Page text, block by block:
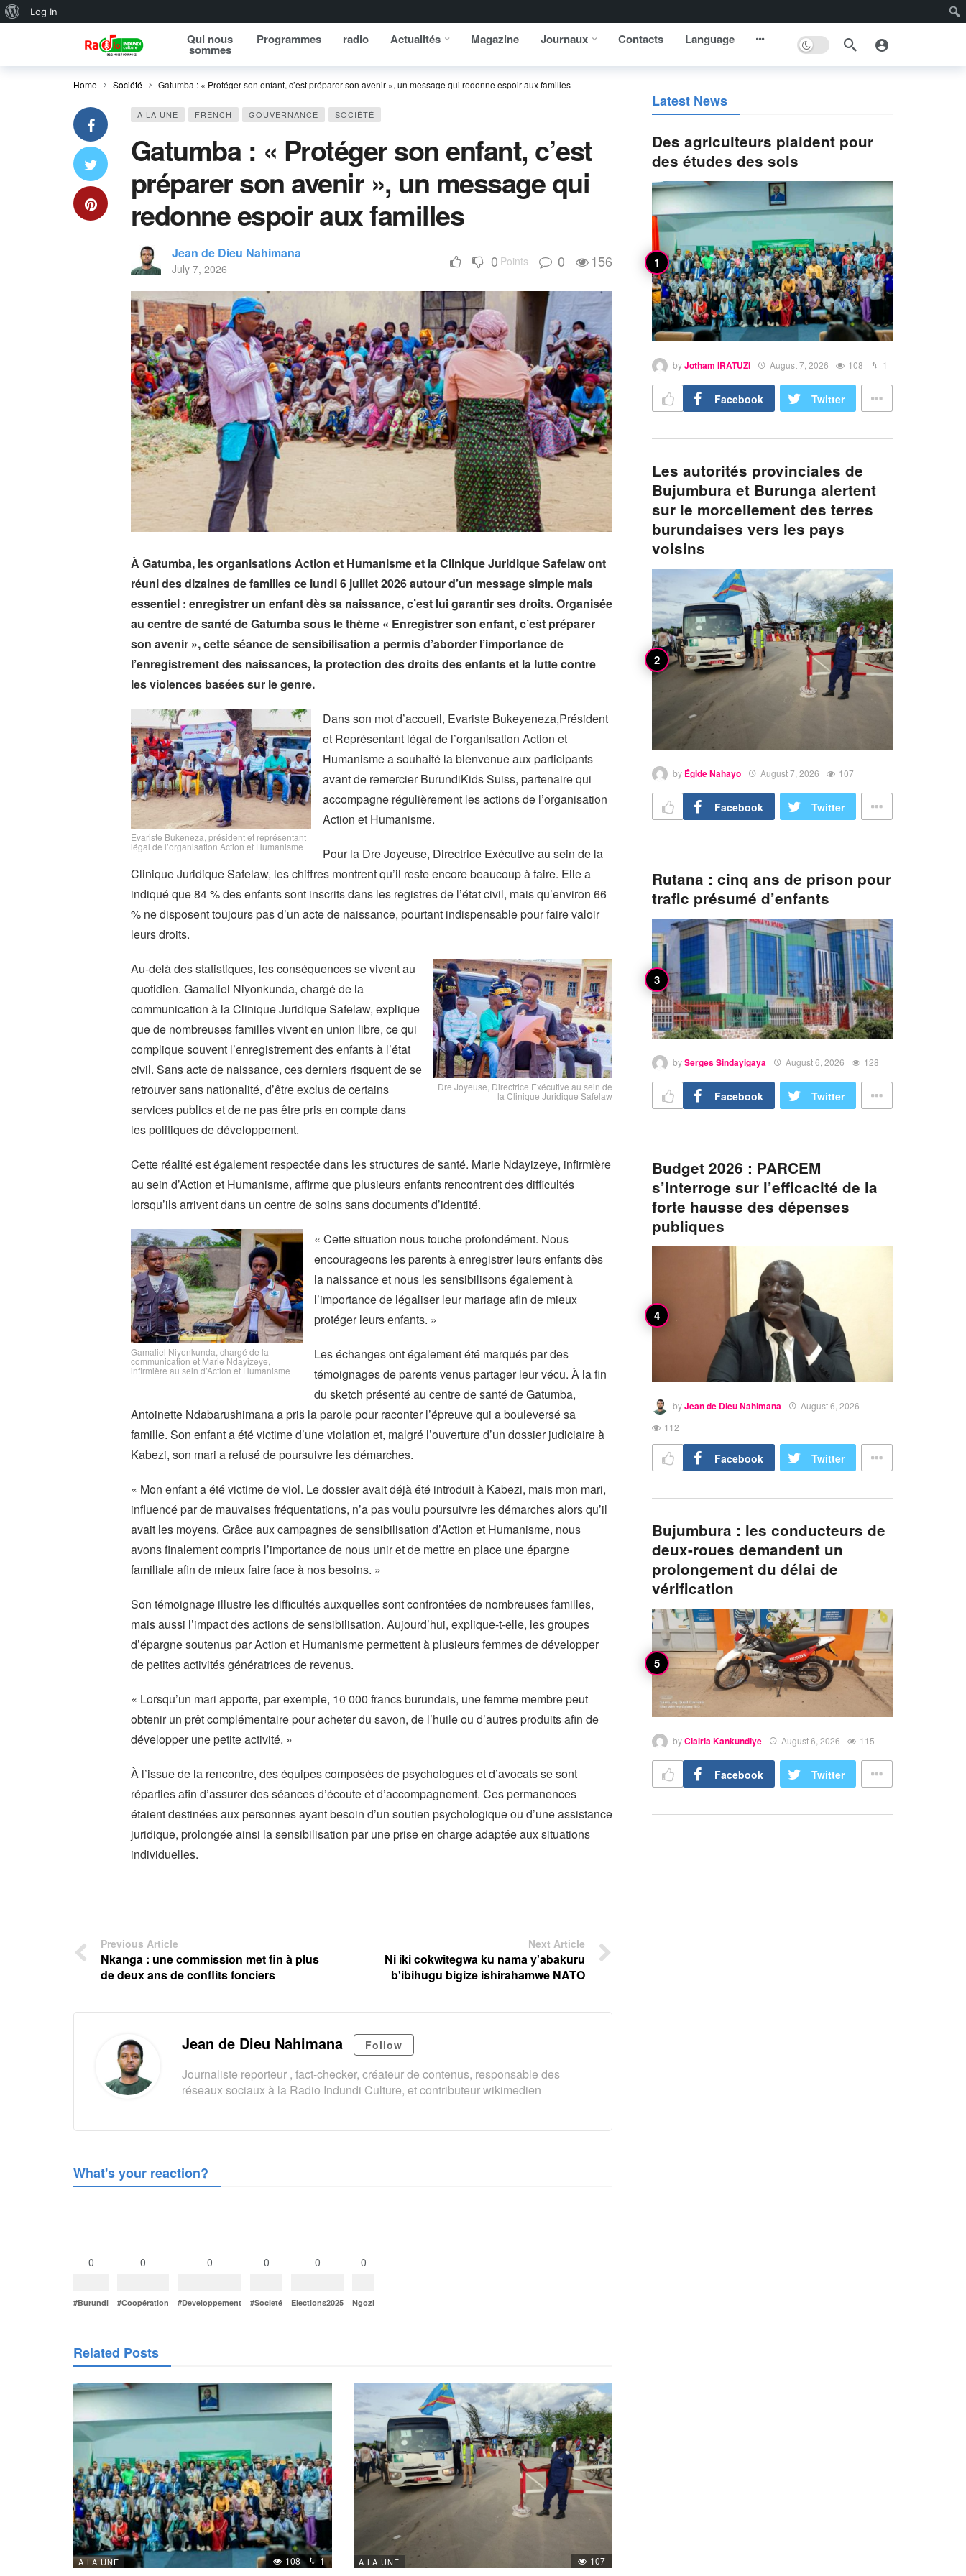
About WordPress
Log In
Qui nous
sommes
Programmes radio Actualités Magazine Journaux Contacts Language
Home Société Gatumba : « Protéger son enfant, c’est préparer son avenir », un message qui redonne espoir aux familles
A LA UNE FRENCH GOUVERNANCE SOCIÉTÉ
Gatumba : « Protéger son enfant, c’est
préparer son avenir », un message qui
redonne espoir aux familles
Jean de Dieu Nahimana
July 7, 2026 0 Points 0 156
À Gatumba, les organisations Action et Humanisme et la Clinique Juridique Safelaw ont
réuni des dizaines de familles ce lundi 6 juillet 2026 autour d’un message simple mais
essentiel : enregistrer un enfant dès sa naissance, c’est lui garantir ses droits. Organisée
au centre de santé de Gatumba sous le thème « Enregistrer son enfant, c’est préparer
son avenir », cette séance de sensibilisation a permis d’aborder l’importance de
l’enregistrement des naissances, la protection des droits des enfants et la lutte contre
les violences basées sur le genre.
Evariste Bukeneza, président et représentant
légal de l’organisation Action et Humanisme
Dans son mot d’accueil, Evariste Bukeyeneza,Président
et Représentant légal de l’organisation Action et
Humanisme a souhaité la bienvenue aux participants
avant de remercier BurundiKids Suiss, partenaire qui
accompagne régulièrement les actions de l’organisation
Action et Humanisme.
Pour la Dre Joyeuse, Directrice Exécutive au sein de la
Clinique Juridique Safelaw, les chiffres montrent qu’il reste encore beaucoup à faire. Elle a
indiqué que 84 % des enfants sont inscrits dans les registres de l’état civil, mais qu’environ 66
% ne disposent toujours pas d’un acte de naissance, pourtant indispensable pour faire valoir
leurs droits.
Dre Joyeuse, Directrice Exécutive au sein de
la Clinique Juridique Safelaw
Au-delà des statistiques, les conséquences se vivent au
quotidien. Gamaliel Niyonkunda, chargé de la
communication à la Clinique Juridique Safelaw, explique
que de nombreuses familles vivent en union libre, ce qui
complique souvent l’enregistrement des enfants à l’état
civil. Sans acte de naissance, ces derniers risquent de se
retrouver sans nationalité, d’être exclus de certains
services publics et de ne pas être pris en compte dans
les politiques de développement.
Cette réalité est également respectée dans les structures de santé. Marie Ndayizeye, infirmière
au sein d’Action et Humanisme, affirme que plusieurs enfants rencontrent des difficultés
lorsqu’ils arrivent dans un centre de soins sans documents d’identité.
Gamaliel Niyonkunda, chargé de la
communication et Marie Ndayizeye,
infirmière au sein d’Action et Humanisme
« Cette situation nous touche profondément. Nous
encourageons les parents à enregistrer leurs enfants dès
la naissance et nous les sensibilisons également à
l’importance de légaliser leur mariage afin de mieux
protéger leurs enfants. »
Les échanges ont également été marqués par des
témoignages de parents venus partager leur vécu. À la fin
du sketch présenté au centre de santé de Gatumba,
Antoinette Ndabarushimana a pris la parole pour raconter l’épreuve qui a bouleversé sa
famille. Son enfant a été victime d’une violation et, malgré l’ouverture d’un dossier judiciaire à
Kabezi, son mari a refusé de poursuivre les démarches.
« Mon enfant a été victime de viol. Le dossier avait déjà été introduit à Kabezi, mais mon mari,
influencé par de mauvaises fréquentations, n’a pas voulu poursuivre les démarches alors qu’il
avait les moyens. Grâce aux campagnes de sensibilisation d’Action et Humanisme, nous
avons finalement compris l’importance de nous unir et de mettre en place une épargne
familiale afin de mieux faire face à nos besoins. »
Son témoignage illustre les difficultés auxquelles sont confrontées de nombreuses familles,
mais aussi l’impact des actions de sensibilisation. Aujourd’hui, explique-t-elle, les groupes
d’épargne soutenus par Action et Humanisme permettent à plusieurs femmes de développer
de petites activités génératrices de revenus.
« Lorsqu’un mari apporte, par exemple, 10 000 francs burundais, une femme membre peut
obtenir un prêt complémentaire pour acheter du savon, de l’huile ou d’autres produits afin de
développer une petite activité. »
À l’issue de la rencontre, des équipes composées de psychologues et d’avocats se sont
réparties afin d’assurer des séances d’écoute et d’accompagnement. Ces permanences
étaient destinées aux personnes ayant besoin d’un soutien psychologique ou d’une assistance
juridique, prolongée ainsi la sensibilisation par une prise en charge adaptée aux situations
individuelles.
Previous Article
Nkanga : une commission met fin à plus
de deux ans de conflits fonciers
Next Article
Ni iki cokwitegwa ku nama y'abakuru
b'ibihugu bigize ishirahamwe NATO
Jean de Dieu Nahimana Follow
Journaliste reporteur , fact-checker, créateur de contenus, responsable des
réseaux sociaux à la Radio Indundi Culture, et contributeur wikimedien
What's your reaction?
0
#Burundi
0
#Coopération
0
#Developpement
0
#Societé
0
Elections2025
0
Ngozi
Related Posts
A LA UNE 108 1 A LA UNE 107
Latest News
Des agriculteurs plaident pour
des études des sols
byJotham IRATUZI August 7, 2026 108 1
Facebook Twitter
Les autorités provinciales de
Bujumbura et Burunga alertent
sur le morcellement des terres
burundaises vers les pays
voisins
by Égide Nahayo August 7, 2026 107
Facebook Twitter
Rutana : cinq ans de prison pour
trafic présumé d’enfants
bySerges Sindayigaya August 6, 2026 128
Facebook Twitter
Budget 2026 : PARCEM
s’interroge sur l’efficacité de la
forte hausse des dépenses
publiques
byJean de Dieu Nahimana
August 6, 2026
112
Facebook Twitter
Bujumbura : les conducteurs de
deux-roues demandent un
prolongement du délai de
vérification
byClairia Kankundiye August 6, 2026 115
Facebook Twitter